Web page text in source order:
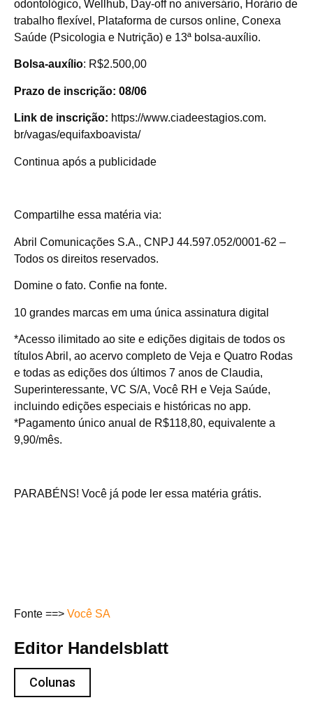
odontológico, Wellhub, Day-off no aniversário, Horário de
trabalho flexível, Plataforma de cursos online, Conexa
Saúde (Psicologia e Nutrição) e 13ª bolsa-auxílio.
Bolsa-auxílio: R$2.500,00
Prazo de inscrição: 08/06
Link de inscrição: https://www.ciadeestagios.com.
br/vagas/equifaxboavista/
Continua após a publicidade
Compartilhe essa matéria via:
Abril Comunicações S.A., CNPJ 44.597.052/0001-62 –
Todos os direitos reservados.
Domine o fato. Confie na fonte.
10 grandes marcas em uma única assinatura digital
*Acesso ilimitado ao site e edições digitais de todos os
títulos Abril, ao acervo completo de Veja e Quatro Rodas
e todas as edições dos últimos 7 anos de Claudia,
Superinteressante, VC S/A, Você RH e Veja Saúde,
incluindo edições especiais e históricas no app.
*Pagamento único anual de R$118,80, equivalente a
9,90/mês.
PARABÉNS! Você já pode ler essa matéria grátis.
Fonte ==> Você SA
Editor Handelsblatt
Colunas